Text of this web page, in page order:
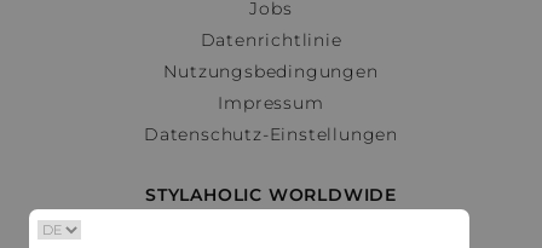
Jobs
Datenrichtlinie
Nutzungsbedingungen
Impressum
Datenschutz-Einstellungen
STYLAHOLIC WORLDWIDE